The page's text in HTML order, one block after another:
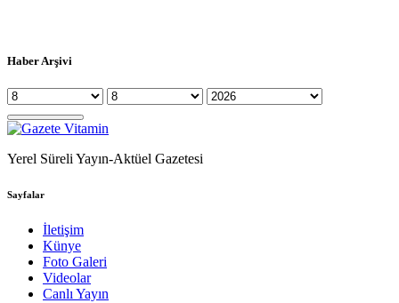
Haber Arşivi
Yerel Süreli Yayın-Aktüel Gazetesi
Sayfalar
İletişim
Künye
Foto Galeri
Videolar
Canlı Yayın